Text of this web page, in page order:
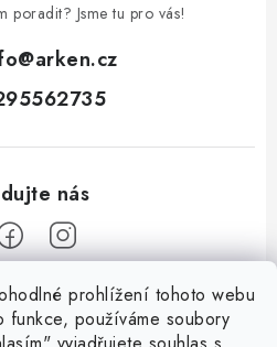
prohlížení tohoto webu
funkce, používáme soubory
poradit? Jsme tu pro vás!
@arken.cz